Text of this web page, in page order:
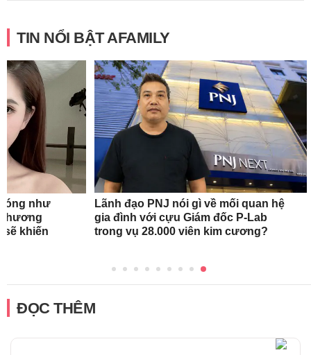
TIN NỔI BẬT AFAMILY
như
hương
sẽ khiến
Lãnh đạo PNJ nói gì về mối quan hệ
gia đình với cựu Giám đốc P-Lab
trong vụ 28.000 viên kim cương?
ĐỌC THÊM